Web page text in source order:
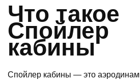
Что такое
Спойлер
кабины
Спойлер кабины — это